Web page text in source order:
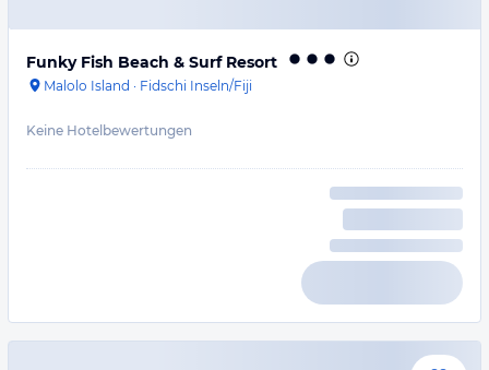
Funky Fish Beach & Surf Resort
Malolo Island · Fidschi Inseln/Fiji
Keine Hotelbewertungen